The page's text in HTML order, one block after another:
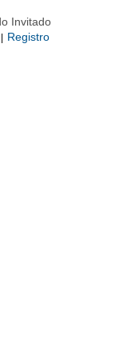
Invitado
Registro